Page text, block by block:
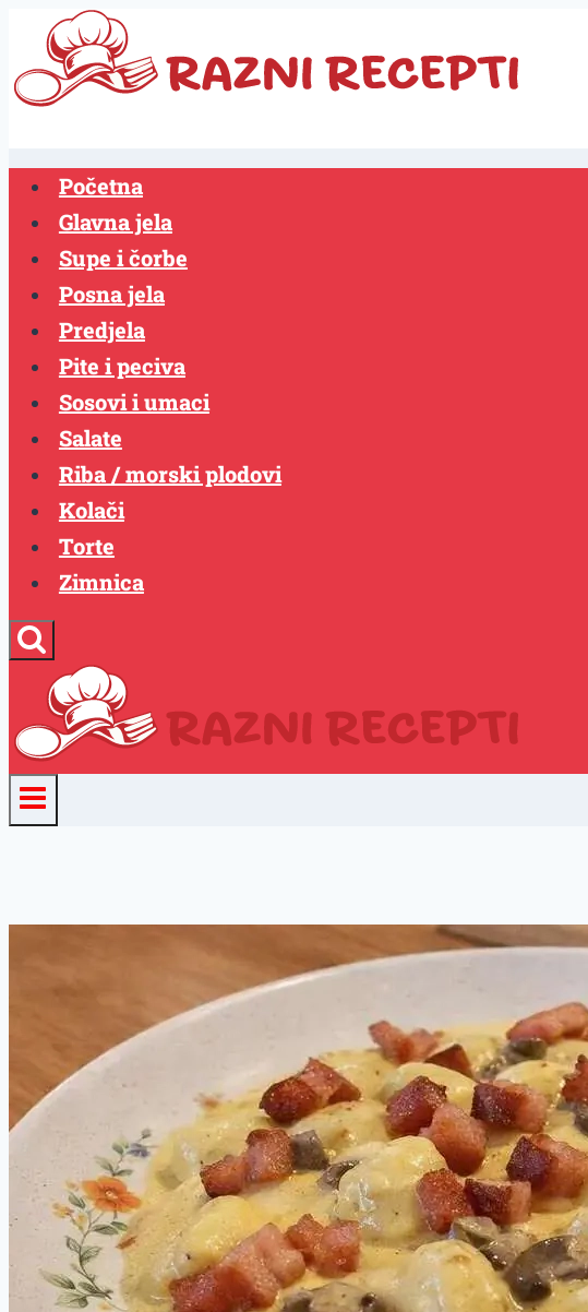
content
Početna
Glavna jela
Supe i čorbe
Posna jela
Predjela
Pite i peciva
Sosovi i umaci
Salate
Riba / morski plodovi
Kolači
Torte
Zimnica